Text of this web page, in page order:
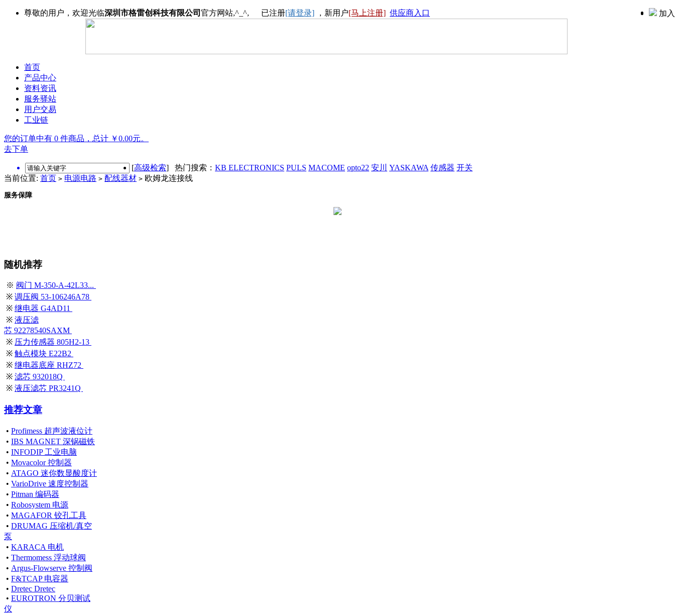
尊敬的用户，欢迎光临深圳市格雷创科技有限公司 官方网站,^_^, 已注册[请登录] ，新用户[马上注册] 供应商入口 加
首页
产品中心
资料资讯
服务驿站
用户交易
工业链
您的订单中有 0 件商品，总计 ￥0.00元。
去下单
[高级检索] 热门搜索： KB ELECTRONICS PULS MACOME opto22 安川 YASKAWA 传感器 开关
当前位置: 首页 > 电源电路 > 配线器材 > 欧姆龙连接线
服务保障
随机推荐
※ 阀门 M-350-A-42L33...
※ 调压阀 53-106246A78
※ 继电器 G4AD11
※ 液压滤
芯 92278540SAXM
※ 压力传感器 805H2-13
※ 触点模块 E22B2
※ 继电器底座 RHZ72
※ 滤芯 932018Q
※ 液压滤芯 PR3241Q
推荐文章
• Profimess 超声波液位计
• IBS MAGNET 深锅磁铁
• INFODIP 工业电脑
• Movacolor 控制器
• ATAGO 迷你数显酸度计
• VarioDrive 速度控制器
• Pitman 编码器
• Robosystem 电源
• MAGAFOR 铰孔工具
• DRUMAG 压缩机/真空
泵
• KARACA 电机
• Thermomess 浮动球阀
• Argus-Flowserve 控制阀
• F&TCAP 电容器
• Dretec Dretec
• EUROTRON 分贝测试
仪